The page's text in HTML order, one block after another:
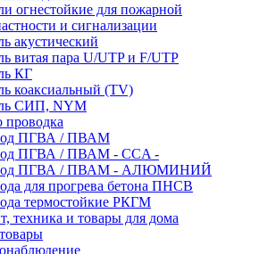
огнестойкие для пожарной
и сигнализации
акустический
витая пара U/UTP и F/UTP
КГ
коаксиальный (TV)
СИП, NYM
проводка
ПГВА / ПВАМ
ПГВА / ПВАМ - CCA -
ПГВА / ПВАМ - АЛЮМИНИЙ
для прогрева бетона ПНСВ
термостойкие РКГМ
техника и товары для дома